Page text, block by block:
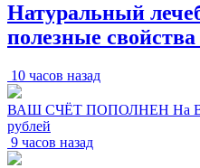
Натуральный
полезные свойства
10 часов назад
ВАШ СЧЁТ ПОПОЛНЕН На
рублей
9 часов назад